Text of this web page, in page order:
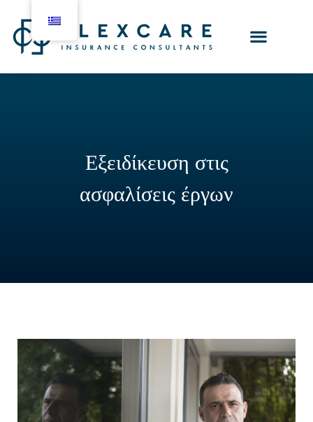
Εξειδίκευση στις
ασφαλίσεις έργων